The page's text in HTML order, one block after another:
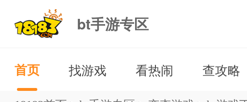
bt手游专区
首页 找游戏 看热闹 查攻略